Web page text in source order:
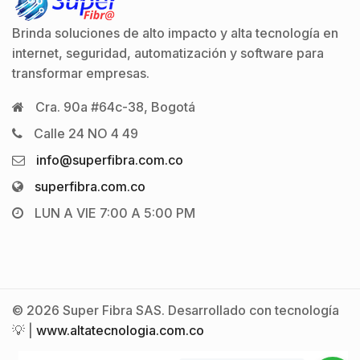
Brinda soluciones de alto impacto y alta tecnología en
internet, seguridad, automatización y software para
transformar empresas.
Cra. 90a #64c-38, Bogotá
Calle 24 NO 4 49
info@superfibra.com.co
superfibra.com.co
LUN A VIE 7:00 A 5:00 PM
© 2026 Super Fibra SAS. Desarrollado con tecnología
💡 | www.altatecnologia.com.co